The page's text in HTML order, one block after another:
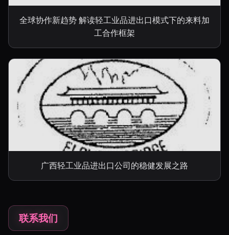
全球协作新趋势 解读轻工业品进出口模式下的来料加
工合作框架
广西轻工业品进出口公司的稳健发展之路
联系我们